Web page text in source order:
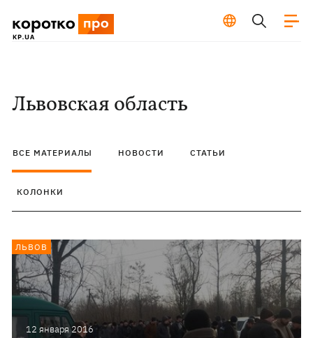
Львовская область
ВСЕ МАТЕРИАЛЫ НОВОСТИ СТАТЬИ
КОЛОНКИ
12 января 2016
ЛЬВОВ